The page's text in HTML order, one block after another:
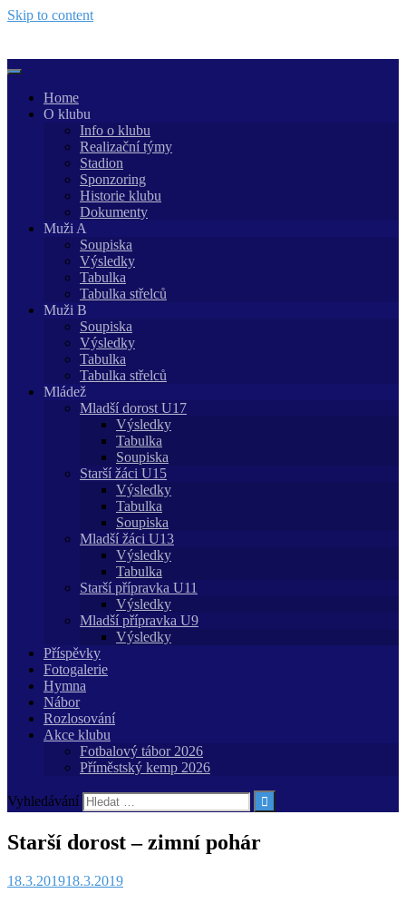
Skip to content
Home
O klubu
Info o klubu
Realizační týmy
Stadion
Sponzoring
Historie klubu
Dokumenty
Muži A
Soupiska
Výsledky
Tabulka
Tabulka střelců
Muži B
Soupiska
Výsledky
Tabulka
Tabulka střelců
Mládež
Mladší dorost U17
Výsledky
Tabulka
Soupiska
Starší žáci U15
Výsledky
Tabulka
Soupiska
Mladší žáci U13
Výsledky
Tabulka
Starší přípravka U11
Výsledky
Mladší přípravka U9
Výsledky
Příspěvky
Fotogalerie
Hymna
Nábor
Rozlosování
Akce klubu
Fotbalový tábor 2026
Příměstský kemp 2026
Vyhledávání
Starší dorost – zimní pohár
18.3.201918.3.2019